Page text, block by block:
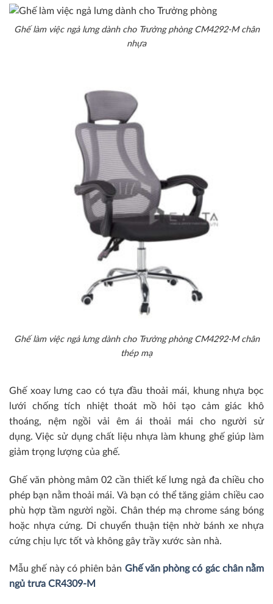
Ghế làm việc ngả lưng dành cho Trưởng phòng CM4292-M chân
nhựa
Ghế làm việc ngả lưng dành cho Trưởng phòng CM4292-M chân
thép mạ
Ghế xoay lưng cao có tựa đầu thoải mái, khung nhựa bọc
lưới chống tích nhiệt thoát mồ hôi tạo cảm giác khô
thoáng, nệm ngồi vải êm ái thoải mái cho người sử
dụng. Việc sử dụng chất liệu nhựa làm khung ghế giúp làm
giảm trọng lượng của ghế.
Ghế văn phòng mâm 02 cần thiết kế lưng ngả đa chiều cho
phép bạn nằm thoải mái. Và bạn có thể tăng giảm chiều cao
phù hợp tầm người ngồi. Chân thép mạ chrome sáng bóng
hoặc nhựa cứng. Di chuyển thuận tiện nhờ bánh xe nhựa
cứng chịu lực tốt và không gây trầy xước sàn nhà.
Mẫu ghế này có phiên bản Ghế văn phòng có gác chân nằm
ngủ trưa CR4309-M